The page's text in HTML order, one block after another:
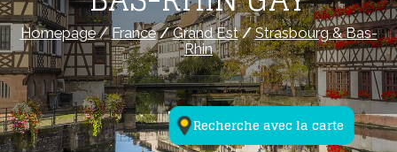
Recherche avec la carte
Homepage/France/Grand Est/Strasbourg & Bas-
Rhin